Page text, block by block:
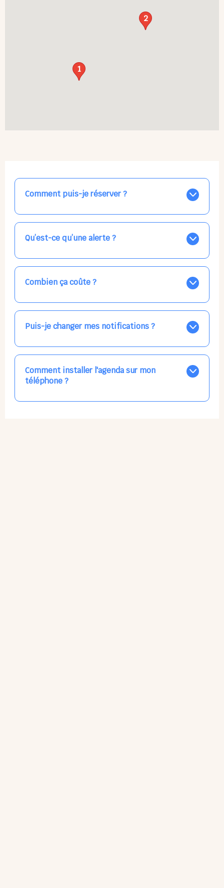
1
2
Comment puis-je réserver ?
Nos places libres au quotidien sont affichées jour par
jour dans le calendrier ci-dessus, EN BLEU. Tapez sur
celle qui vous intéresse, choisissez vos horaires, et la
confirmation est immédiate ! Vos accueils
Qu’est-ce qu’une alerte ?
Vous avez besoin d'une solution d'accueil pour une
date précise, ou pour un jour régulier dans la semaine,
mais les places disponibles EN BLEU ne correspondent
pas ? Créez une alerte ponctuelle ou récurrente, ainsi
Combien ça coûte ?
Votre accueil est normalement facturé par la direction
de la crèche, en fin de mois, selon votre taux horaire
habituel. N'hésitez pas à confirmer directement avec
l'équipe lors de la prochaine visite !
Puis-je changer mes notifications ?
Dans votre profil (bouton bleu en haut à droite), vous
pouvez choisir de recevoir les alertes et confirmations
par email, par SMS, par les deux canaux en même
temps, ou bien de ne plus les recevoir du tout, ce qui
ne vous empêchera pas d’accéder au calendrier
Comment installer l'agenda sur mon
téléphone ?
L'application n'existe pas sur l'App Store ni Google Play